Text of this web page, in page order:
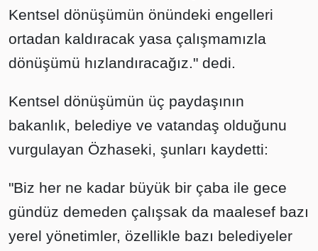
Kentsel dönüşümün önündeki engelleri
ortadan kaldıracak yasa çalışmamızla
dönüşümü hızlandıracağız." dedi.
Kentsel dönüşümün üç paydaşının
bakanlık, belediye ve vatandaş olduğunu
vurgulayan Özhaseki, şunları kaydetti:
"Biz her ne kadar büyük bir çaba ile gece
gündüz demeden çalışsak da maalesef bazı
yerel yönetimler, özellikle bazı belediyeler